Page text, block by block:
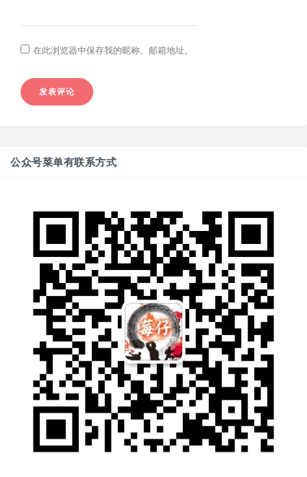
在此浏览器中保存我的昵称、邮箱地址。
公众号菜单有联系方式